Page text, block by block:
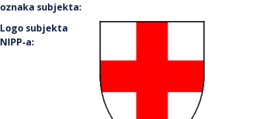
oznaka subjekta:
Logo subjekta
NIPP-a: